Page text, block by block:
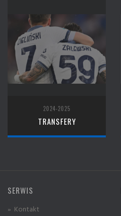
2024-2025
TRANSFERY
SERWIS
» Kontakt